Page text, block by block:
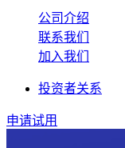
公司介绍
联系我们
加入我们
投资者关系
申请试用